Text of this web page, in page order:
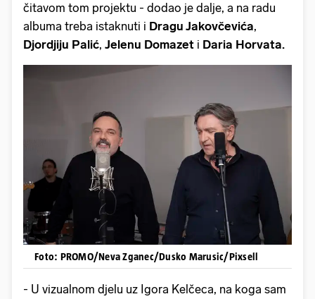
čitavom tom projektu - dodao je dalje, a na radu
albuma treba istaknuti i Dragu Jakovčevića,
Djordjiju Palić, Jelenu Domazet i Daria Horvata.
Foto: PROMO/Neva Zganec/Dusko Marusic/Pixsell
- U vizualnom djelu uz Igora Kelčeca, na koga sam